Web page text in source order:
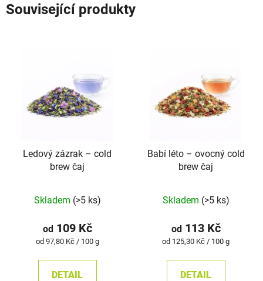
Související produkty
Ledový zázrak – cold
brew čaj
hodnocení
produktu
je
z
Skladem (>5 ks)
od109 Kč
Měrná
od 97,80 Kč / 100 g
DETAIL
Babí léto – ovocný cold
brew čaj
hodnocení
produktu
je
z
Skladem (>5 ks)
od113 Kč
Měrná
od 125,30 Kč / 100 g
DETAIL